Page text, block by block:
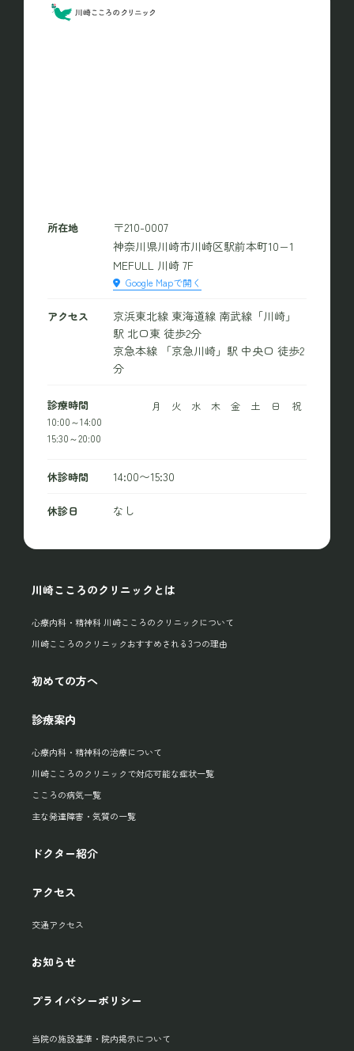
所在地
〒210-0007
神奈川県川崎市川崎区駅前本町10−1
MEFULL 川崎 7F
Google Mapで開く
アクセス
京浜東北線 東海道線 南武線「川崎」
駅 北口東 徒歩2分
京急本線 「京急川崎」駅 中央口 徒歩2
分
診療時間 月 火 水 木 金 土 日
祝
10:00～14:00
15:30～20:00
休診時間 14:00〜15:30
休診日 なし
川崎こころのクリニックとは
心療内科・精神科 川崎こころのクリニックについて
川崎こころのクリニックおすすめされる3つの理由
初めての方へ
診療案内
心療内科・精神科の治療について
川崎こころのクリニックで対応可能な症状一覧
こころの病気一覧
主な発達障害・気質の一覧
ドクター紹介
アクセス
交通アクセス
お知らせ
プライバシーポリシー
当院の施設基準・院内掲示について